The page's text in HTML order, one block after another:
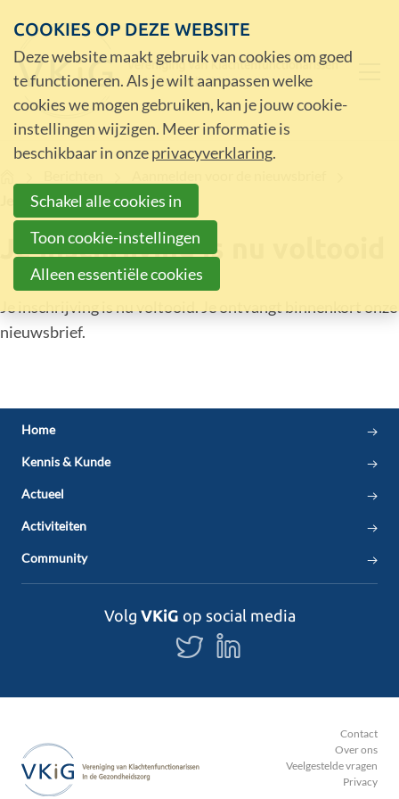
Je inschrijving is nu voltooid
Je inschrijving is nu voltooid
Je inschrijving is nu voltooid. Je ontvangt binnenkort onze
nieuwsbrief.
Home
Kennis & Kunde
Actueel
Activiteiten
Community
Volg VKiG op social media
Volg
ons
Contact
Over ons
Veelgestelde vragen
Privacy
COOKIES OP DEZE WEBSITE
Deze website maakt gebruik van cookies om goed
te functioneren. Als je wilt aanpassen welke
cookies we mogen gebruiken, kan je jouw cookie-
instellingen wijzigen. Meer informatie is
beschikbaar in onzeprivacyverklaring.
Schakel alle cookies in
Toon cookie-instellingen
Alleen essentiële cookies